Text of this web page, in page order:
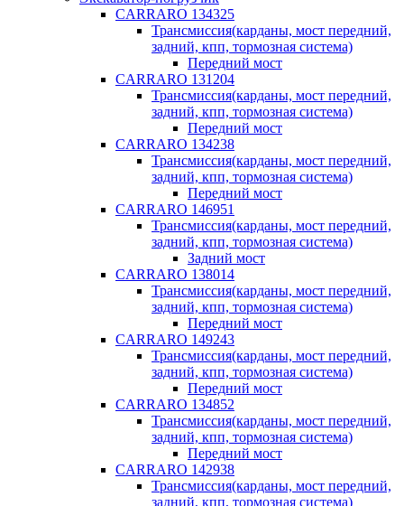
CARRARO 134325
Трансмиссия(карданы, мост передний,
задний, кпп, тормозная система)
Передний мост
CARRARO 131204
Трансмиссия(карданы, мост передний,
задний, кпп, тормозная система)
Передний мост
CARRARO 134238
Трансмиссия(карданы, мост передний,
задний, кпп, тормозная система)
Передний мост
CARRARO 146951
Трансмиссия(карданы, мост передний,
задний, кпп, тормозная система)
Задний мост
CARRARO 138014
Трансмиссия(карданы, мост передний,
задний, кпп, тормозная система)
Передний мост
CARRARO 149243
Трансмиссия(карданы, мост передний,
задний, кпп, тормозная система)
Передний мост
CARRARO 134852
Трансмиссия(карданы, мост передний,
задний, кпп, тормозная система)
Передний мост
CARRARO 142938
Трансмиссия(карданы, мост передний,
задний, кпп, тормозная система)